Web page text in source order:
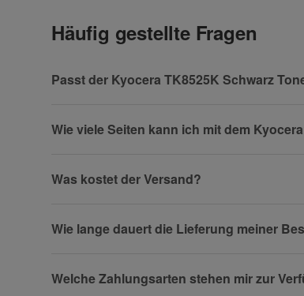
Telefon
Häufig gestellte Fragen
Passt der Kyocera TK8525K Schwarz
Wie viele Seiten kann ich mit dem
Was kostet der Versand?
Wie lange dauert die Lieferung meiner
Welche Zahlungsarten stehen mir zur